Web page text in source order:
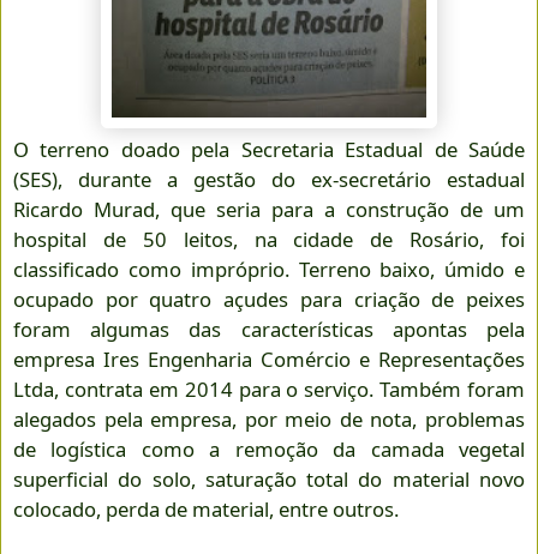
O terreno doado pela Secretaria Estadual de Saúde
(SES), durante a gestão do ex-secretário estadual
Ricardo Murad, que seria para a construção de um
hospital de 50 leitos, na cidade de Rosário, foi
classificado como impróprio. Terreno baixo, úmido e
ocupado por quatro açudes para criação de peixes
foram algumas das características apontas pela
empresa Ires Engenharia Comércio e Representações
Ltda, contrata em 2014 para o serviço. Também foram
alegados pela empresa, por meio de nota, problemas
de logística como a remoção da camada vegetal
superficial do solo, saturação total do material novo
colocado, perda de material, entre outros.